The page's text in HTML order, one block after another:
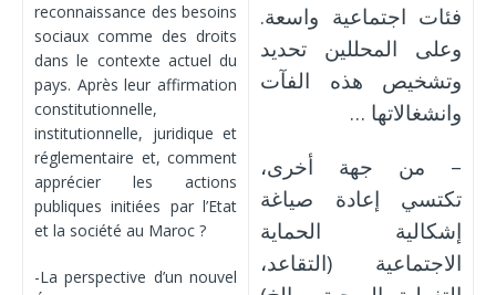
reconnaissance des besoins
sociaux comme des droits
dans le contexte actuel du
pays. Après leur affirmation
constitutionnelle,
institutionnelle, juridique et
réglementaire et, comment
apprécier les actions
publiques initiées par l’Etat
et la société au Maroc ?
-La perspective d’un nouvel
فئات اجتماعية واسعة.
وعلى المحللين تحديد
وتشخيص هذه الفآت
وانشغالاتها …
– من جهة أخرى،
تكتسي إعادة صياغة
إشكالية الحماية
الاجتماعية (التقاعد،